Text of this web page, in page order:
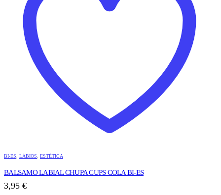
BI-ES LÁBIOS ESTÉTICA
BALSAMO LABIAL CHUPA CUPS COLA BI-ES
3,95 €